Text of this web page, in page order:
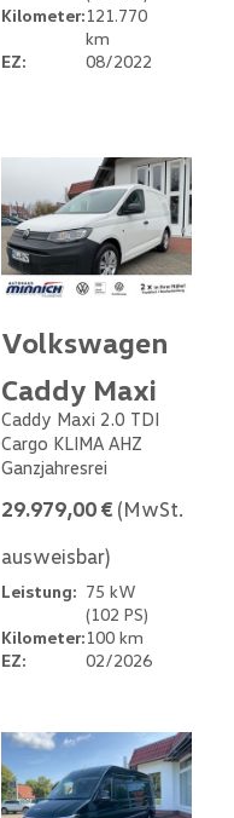
Kilometer:121.770
km
EZ:
08/2022
Volkswagen
Caddy Maxi
Caddy Maxi 2.0 TDI
Cargo KLIMA AHZ
Ganzjahresrei
29.979,00 € (MwSt.
ausweisbar)
Leistung: 75 kW
(102 PS)
Kilometer:100 km
EZ:
02/2026